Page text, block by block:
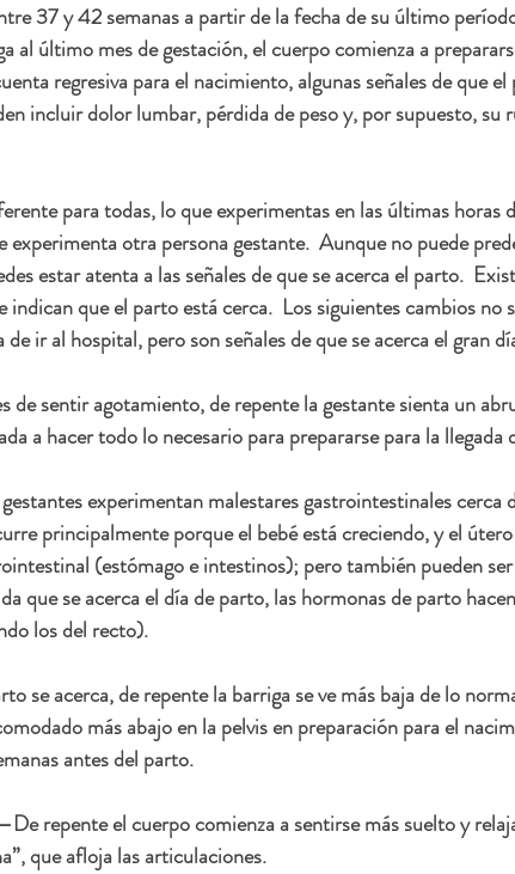
37 y 42 semanas a partir de la fecha de su último
al último mes de gestación, el cuerpo comienza a
regresiva para el nacimiento, algunas señales de que
incluir dolor lumbar, pérdida de peso y, por supuesto, su
para todas, lo que experimentas en las últimas horas
experimenta otra persona gestante.  Aunque no puede
estar atenta a las señales de que se acerca el parto.
que el parto está cerca.  Los siguientes cambios no
ir al hospital, pero son señales de que se acerca el gran
de sentir agotamiento, de repente la gestante sienta un
a hacer todo lo necesario para prepararse para la llegada
experimentan malestares gastrointestinales cerca
principalmente porque el bebé está creciendo, y el
(estómago e intestinos); pero también pueden ser
que se acerca el día de parto, las hormonas de parto
los del recto).
se acerca, de repente la barriga se ve más baja de lo
más abajo en la pelvis en preparación para el
antes del parto.
repente el cuerpo comienza a sentirse más suelto y
que afloja las articulaciones.